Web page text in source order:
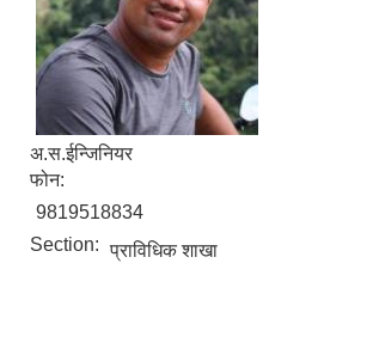
अ.स.ईन्जिनियर
फोन:
9819518834
Section: प्राविधिक शाखा